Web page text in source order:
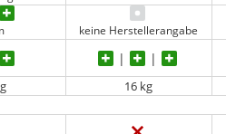
keine Herstellerangabe
16 kg